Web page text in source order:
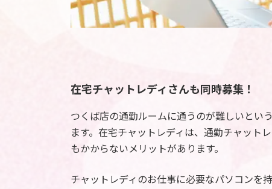
在宅チャットレディさんも同時募集！
つくば店の通勤ルームに通うのが難しいとい
ます。在宅チャットレディは、通勤チャット
もかからないメリットがあります。
チャットレディのお仕事に必要なパソコンを